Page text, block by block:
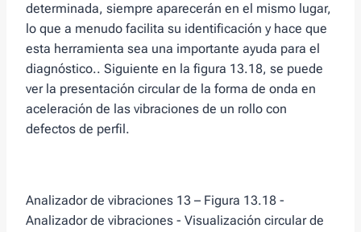
determinada, siempre aparecerán en el mismo lugar,
lo que a menudo facilita su identificación y hace que
esta herramienta sea una importante ayuda para el
diagnóstico.. Siguiente en la figura 13.18, se puede
ver la presentación circular de la forma de onda en
aceleración de las vibraciones de un rollo con
defectos de perfil.
Analizador de vibraciones 13 – Figura 13.18 -
Analizador de vibraciones - Visualización circular de